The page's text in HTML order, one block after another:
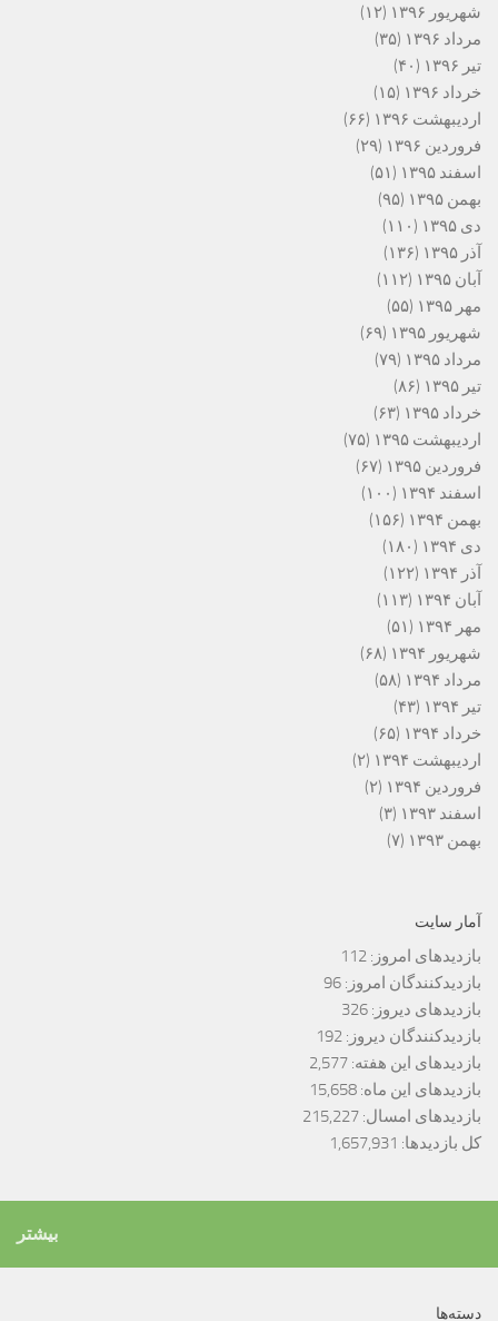
شهریور ۱۳۹۶
(۱۲)
مرداد ۱۳۹۶
(۳۵)
تیر ۱۳۹۶
(۴۰)
خرداد ۱۳۹۶
(۱۵)
اردیبهشت ۱۳۹۶
(۶۶)
فروردین ۱۳۹۶
(۲۹)
اسفند ۱۳۹۵
(۵۱)
بهمن ۱۳۹۵
(۹۵)
دی ۱۳۹۵
(۱۱۰)
آذر ۱۳۹۵
(۱۳۶)
آبان ۱۳۹۵
(۱۱۲)
مهر ۱۳۹۵
(۵۵)
شهریور ۱۳۹۵
(۶۹)
مرداد ۱۳۹۵
(۷۹)
تیر ۱۳۹۵
(۸۶)
خرداد ۱۳۹۵
(۶۳)
اردیبهشت ۱۳۹۵
(۷۵)
فروردین ۱۳۹۵
(۶۷)
اسفند ۱۳۹۴
(۱۰۰)
بهمن ۱۳۹۴
(۱۵۶)
دی ۱۳۹۴
(۱۸۰)
آذر ۱۳۹۴
(۱۲۲)
آبان ۱۳۹۴
(۱۱۳)
مهر ۱۳۹۴
(۵۱)
شهریور ۱۳۹۴
(۶۸)
مرداد ۱۳۹۴
(۵۸)
تیر ۱۳۹۴
(۴۳)
خرداد ۱۳۹۴
(۶۵)
اردیبهشت ۱۳۹۴
(۲)
فروردین ۱۳۹۴
(۲)
اسفند ۱۳۹۳
(۳)
بهمن ۱۳۹۳
(۷)
آمار سایت
بازدیدهای امروز: 112
بازدیدکنندگان امروز: 96
بازدیدهای دیروز: 326
بازدیدکنندگان دیروز: 192
بازدیدهای این هفته: 2,577
بازدیدهای این ماه: 15,658
بازدیدهای امسال: 215,227
کل بازدیدها: 1,657,931
بیشتر
دسته‌ها